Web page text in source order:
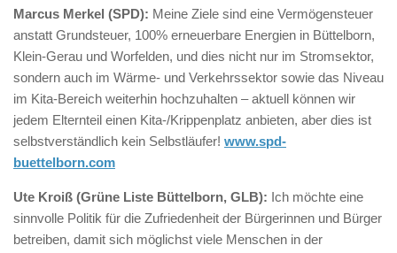
Marcus Merkel (SPD): Meine Ziele sind eine Vermögensteuer
anstatt Grundsteuer, 100% erneuerbare Energien in Büttelborn,
Klein-Gerau und Worfelden, und dies nicht nur im Stromsektor,
sondern auch im Wärme- und Verkehrssektor sowie das Niveau
im Kita-Bereich weiterhin hochzuhalten – aktuell können wir
jedem Elternteil einen Kita-/Krippenplatz anbieten, aber dies ist
selbstverständlich kein Selbstläufer! www.spd-
buettelborn.com
Ute Kroiß (Grüne Liste Büttelborn, GLB): Ich möchte eine
sinnvolle Politik für die Zufriedenheit der Bürgerinnen und Bürger
betreiben, damit sich möglichst viele Menschen in der